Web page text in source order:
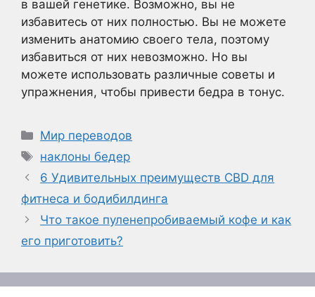
в вашей генетике. Возможно, вы не
избавитесь от них полностью. Вы не можете
изменить анатомию своего тела, поэтому
избавиться от них невозможно. Но вы
можете использовать различные советы и
упражнения, чтобы привести бедра в тонус.
Рубрики
Мир переводов
Метки
наклоны бедер
6 Удивительных преимуществ CBD для
фитнеса и бодибилдинга
Что такое пуленепробиваемый кофе и как
его приготовить?